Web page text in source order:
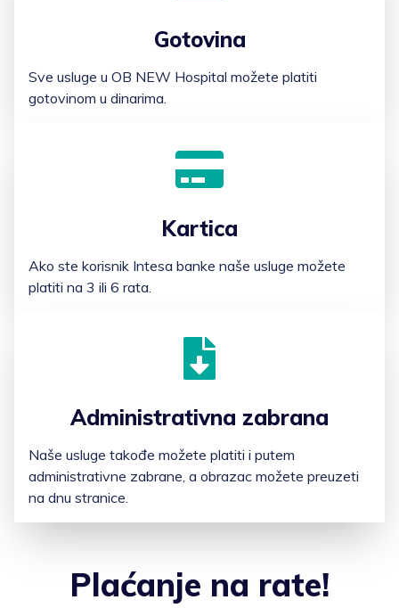
Gotovina
Sve usluge u OB NEW Hospital možete platiti
gotovinom u dinarima.
Kartica
Ako ste korisnik Intesa banke naše usluge možete
platiti na 3 ili 6 rata.
Administrativna zabrana
Naše usluge takođe možete platiti i putem
administrativne zabrane, a obrazac možete preuzeti
na dnu stranice.
Plaćanje na rate!